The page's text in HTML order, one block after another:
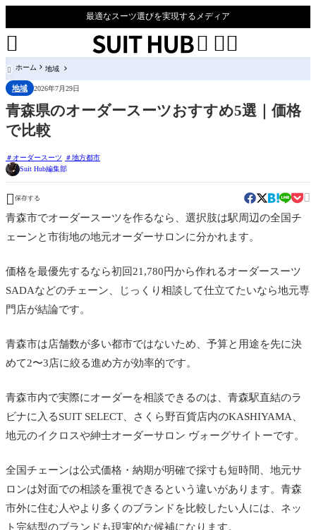
最適なスーツ選びを実現するメディア
 

 ホーム 地域
地域 2026年7月29日
青森県のオーダースーツおすすめ5選｜価格
で比較
オーダースーツ
地方都市
Suit Hub編集部
 保存する 
青森市でオーダースーツを作るなら、選択肢は駅周辺の全国チ
ェーンと市街地の地元オーダーサロンに分かれます。
価格を最優先するなら初回21,780円から作れるオーダースーツ
SADAなどのチェーン、じっくり相談して仕立てたいなら地元専
門店が結論です。
青森市は店舗数が多い都市ではないため、予算と用途を先に決
めて2〜3店に絞る進め方が効率的です。
青森市内で実際にオーダーを相談できるのは、青森駅直結のラ
ビナに入るSUIT SELECT、さくら野百貨店内のKASHIYAMA、
地元のイクロスや紳士オーダーサロン ヴォーグサイトーです。
全国チェーンは公式価格・納期が明確で採寸も短時間、地元サ
ロンは対面での相談を重視できるという違いがあります。青森
市外に住む人やより多くのブランドを比較したい人には、ネッ
ト完結型のブランドも現実的な候補になります。